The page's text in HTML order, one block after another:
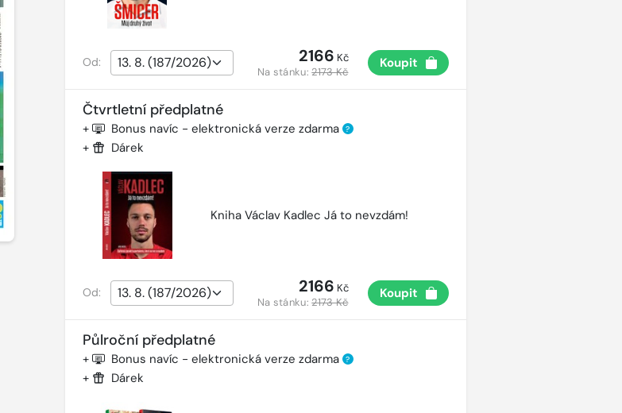
Od: 2166 Kč
Na stánku:2173 Kč
Koupit
Čtvrtletní předplatné
+ Bonus navíc - elektronická verze zdarma ?
+ Dárek
Kniha Václav Kadlec Já to nevzdám!
Od: 2166 Kč
Na stánku:2173 Kč
Koupit
Půlroční předplatné
+ Bonus navíc - elektronická verze zdarma ?
+ Dárek